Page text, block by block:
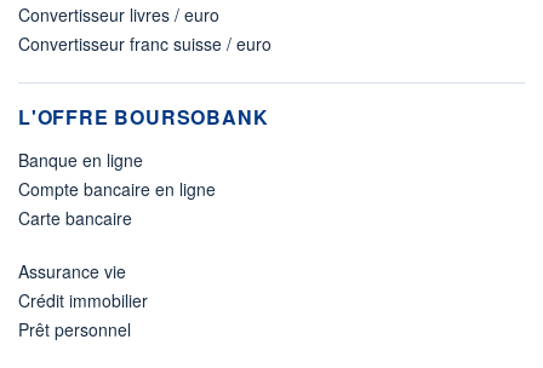
Convertisseur livres / euro
Convertisseur franc suisse / euro
L'OFFRE BOURSOBANK
Banque en ligne
Compte bancaire en ligne
Carte bancaire
Assurance vie
Crédit immobilier
Prêt personnel